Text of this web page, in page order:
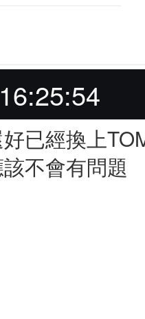
已經換上
該不會有問題